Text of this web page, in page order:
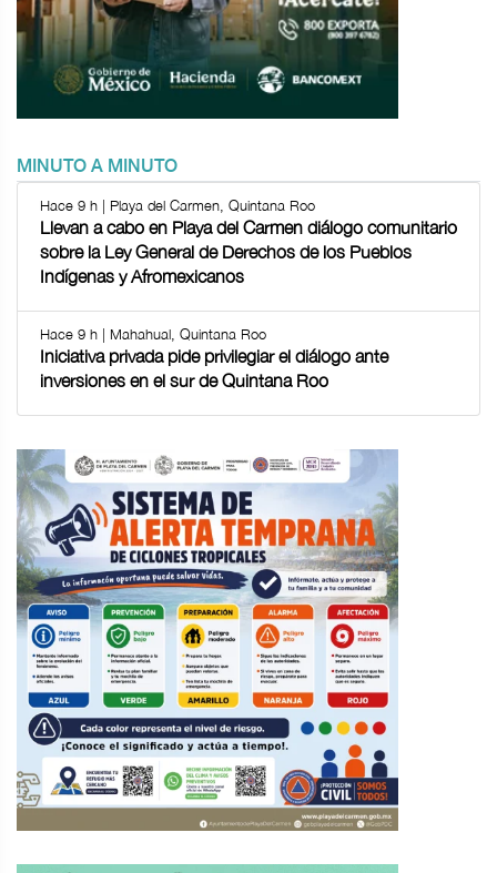
MINUTO A MINUTO
Hace 9 h | Playa del Carmen, Quintana Roo
Llevan a cabo en Playa del Carmen diálogo comunitario
sobre la Ley General de Derechos de los Pueblos
Indígenas y Afromexicanos
Hace 9 h | Mahahual, Quintana Roo
Iniciativa privada pide privilegiar el diálogo ante
inversiones en el sur de Quintana Roo